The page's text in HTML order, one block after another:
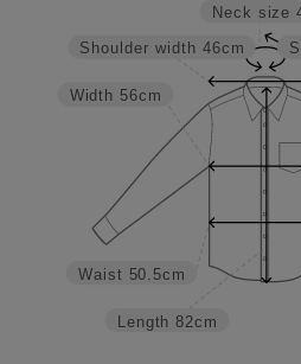
Neck size
Length 82cm
Waist 50.5cm
Width 56cm
Shoulder width 46cm